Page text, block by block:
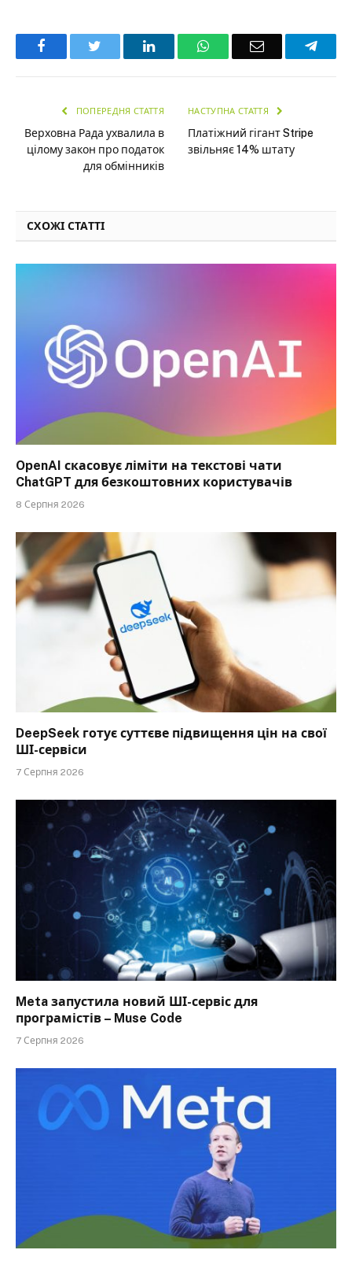
Facebook LinkedInWhatsAppEmail
ПОПЕРЕДНЯ СТАТТЯ
Верховна Рада ухвалила в
цілому закон про податок
для обмінників
НАСТУПНА СТАТТЯ
Платіжний гігант Stripe
звільняє 14% штату
СХОЖІ СТАТТІ
OpenAI скасовує ліміти на текстові чати
ChatGPT для безкоштовних користувачів
8 Серпня 2026
DeepSeek готує суттєве підвищення цін на свої
ШІ-сервіси
7 Серпня 2026
Meta запустила новий ШІ-сервіс для
програмістів – Muse Code
7 Серпня 2026